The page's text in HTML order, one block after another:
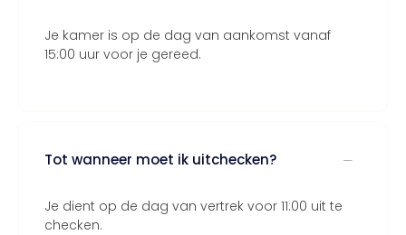
Je kamer is op de dag van aankomst vanaf
15:00 uur voor je gereed.
Tot wanneer moet ik uitchecken?
Je dient op de dag van vertrek voor 11:00 uit te
checken.